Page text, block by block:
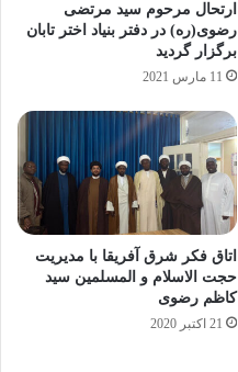
ارتحال مرحوم سید مرتضی
رضوی(ره) در دفتر بنیاد اختر تابان
برگزار گردید
11 مارس 2021
اتاق فکر شرق آفریقا با مدیریت
حجت الاسلام و المسلمین سید
کاظم رضوی
21 اکتبر 2020